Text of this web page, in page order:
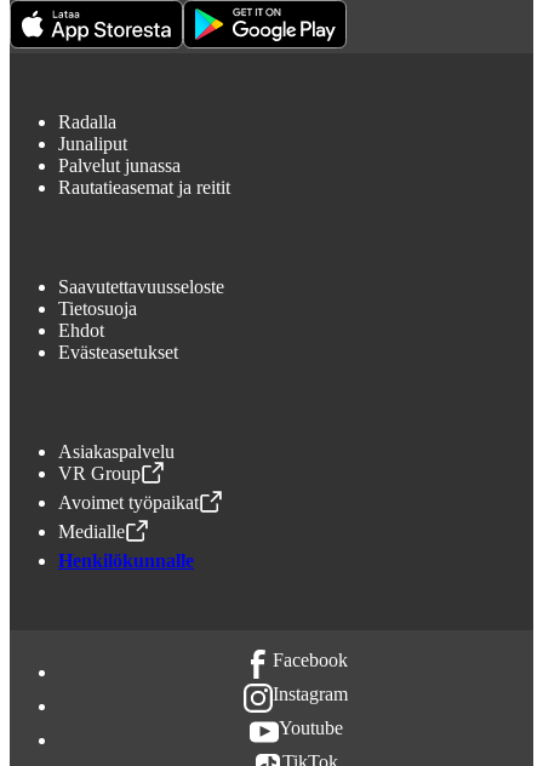
Radalla
Junaliput
Palvelut junassa
Rautatieasemat ja reitit
Saavutettavuusseloste
Tietosuoja
Ehdot
Evästeasetukset
Asiakaspalvelu
VR Group
,Avataan uudessa välilehdessä
Avoimet työpaikat
,Avataan uudessa välilehdessä
Medialle
,Avataan uudessa välilehdessä
Henkilökunnalle
Facebook
Instagram
Youtube
TikTok